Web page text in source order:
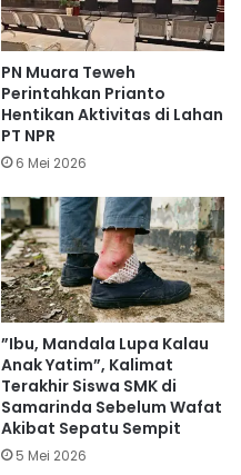
PN Muara Teweh
Perintahkan Prianto
Hentikan Aktivitas di Lahan
PT NPR
6 Mei 2026
​”Ibu, Mandala Lupa Kalau
Anak Yatim”, Kalimat
Terakhir Siswa SMK di
Samarinda Sebelum Wafat
Akibat Sepatu Sempit
5 Mei 2026